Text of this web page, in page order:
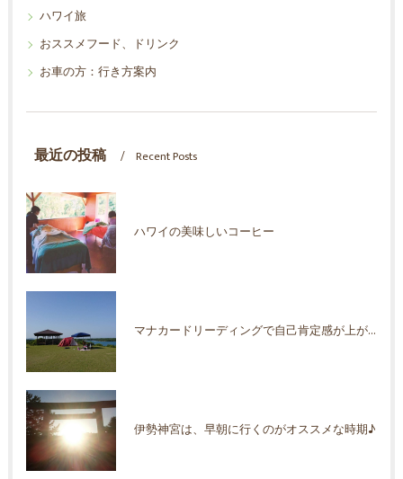
ハワイ旅
おススメフード、ドリンク
お車の方：行き方案内
最近の投稿 Recent Posts
ハワイの美味しいコーヒー
マナカードリーディングで自己肯定感が上がった！
伊勢神宮は、早朝に行くのがオススメな時期♪